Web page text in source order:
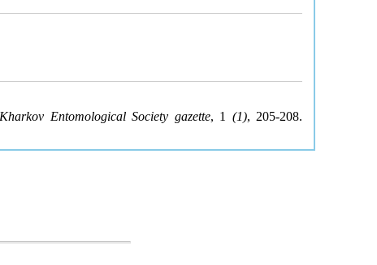
Entomological Society gazette, 1 (1), 205-208.